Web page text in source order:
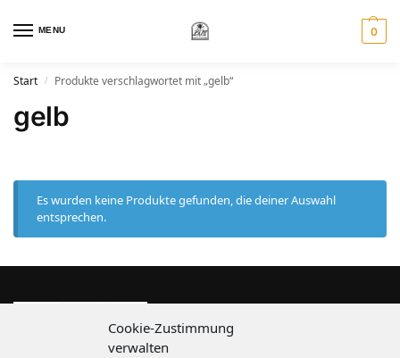
Cookie-Zustimmung
verwalten
MENU 0
Start / Produkte verschlagwortet mit „gelb“
gelb
Es wurden keine Produkte gefunden, die deiner Auswahl
entsprechen.